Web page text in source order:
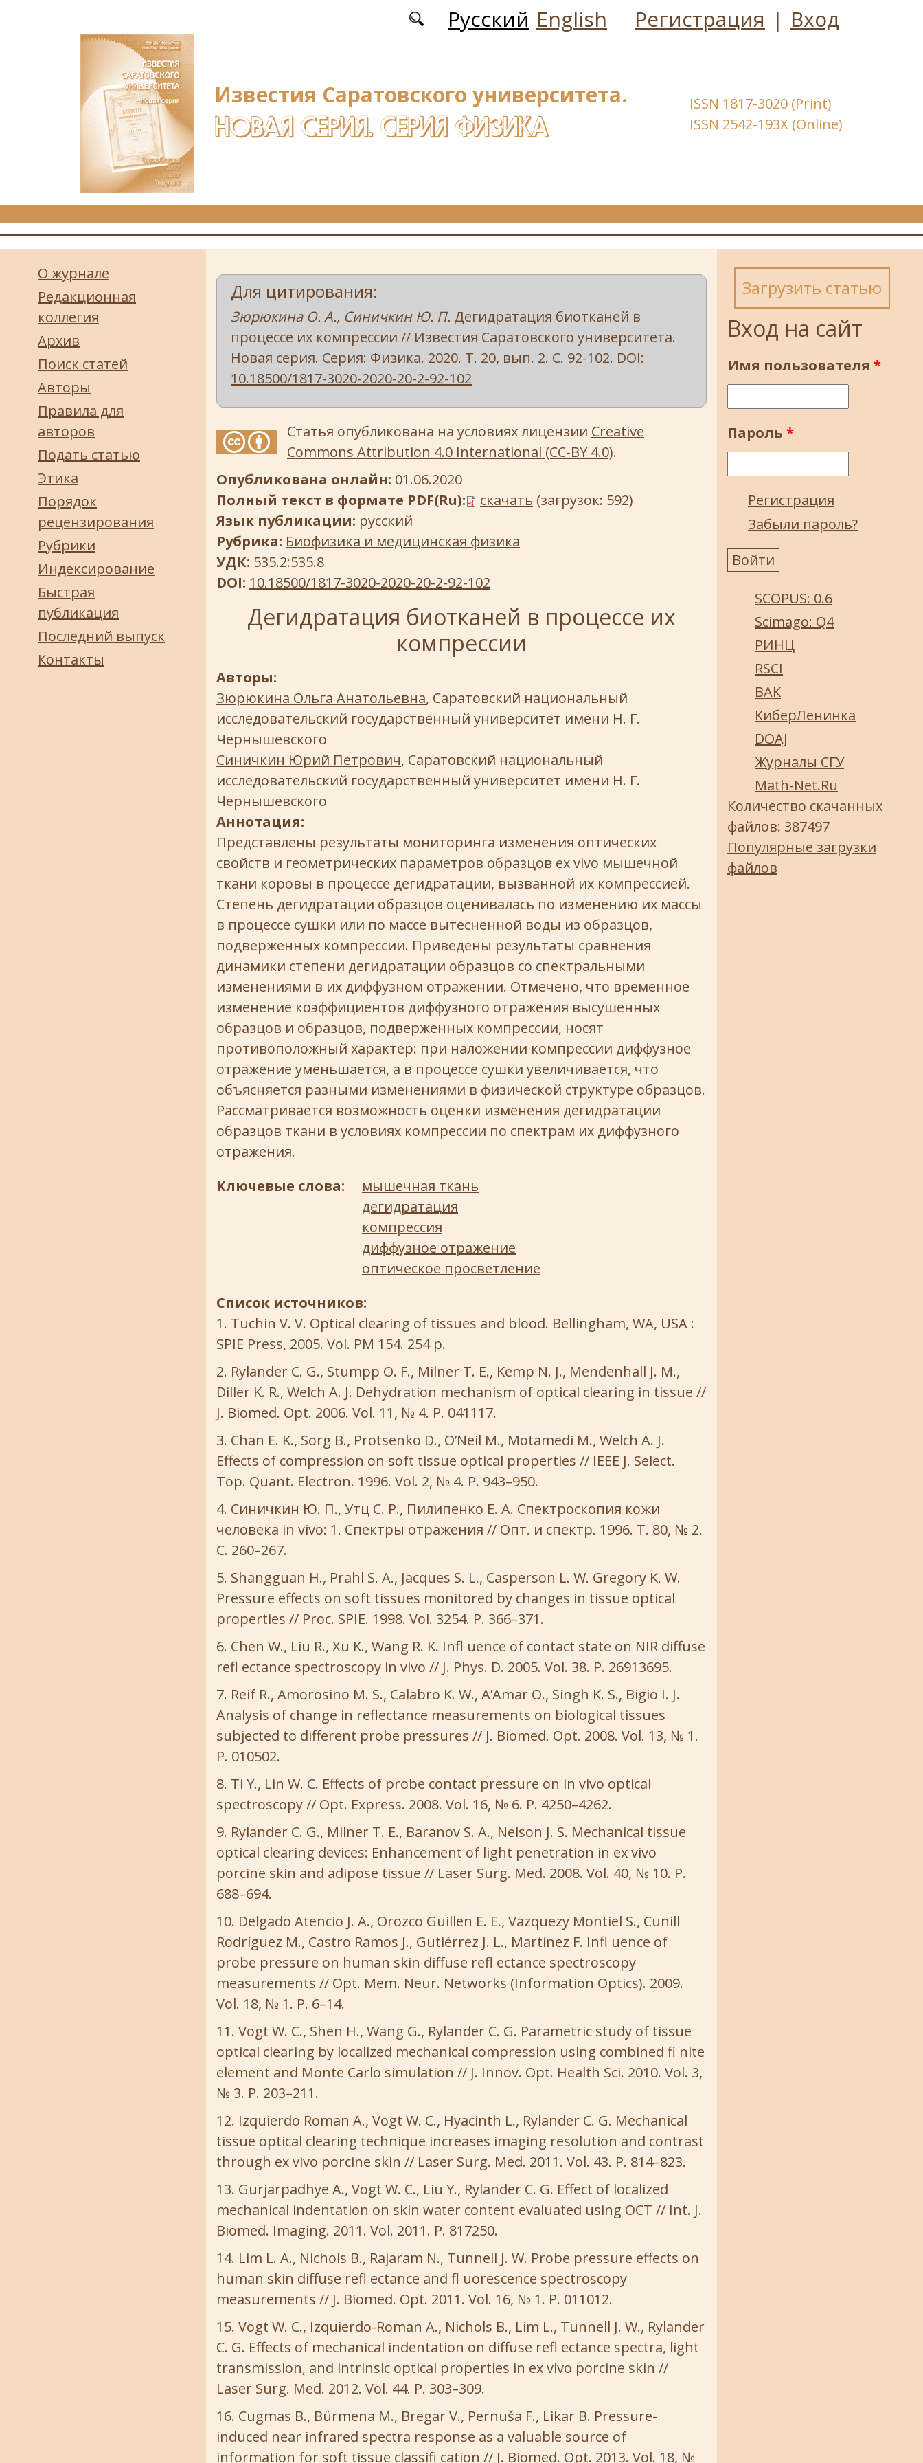
Русский English Регистрация | Вход
Известия Саратовского университета.
НОВАЯ СЕРИЯ. СЕРИЯ ФИЗИКА
ISSN 1817-3020 (Print)
ISSN 2542-193X (Online)
О журнале
Редакционная
коллегия
Архив
Поиск статей
Авторы
Правила для
авторов
Подать статью
Этика
Порядок
рецензирования
Рубрики
Индексирование
Быстрая
публикация
Последний выпуск
Контакты
Для цитирования:
Зюрюкина О. А., Синичкин Ю. П. Дегидратация биотканей в
процессе их компрессии // Известия Саратовского университета.
Новая серия. Серия: Физика. 2020. Т. 20, вып. 2. С. 92-102. DOI:
10.18500/1817-3020-2020-20-2-92-102
Статья опубликована на условиях лицензии Creative
Commons Attribution 4.0 International (CC-BY 4.0).
Опубликована онлайн: 01.06.2020
Полный текст в формате PDF(Ru):
скачать (загрузок: 592)
Язык публикации: русский
Рубрика: Биофизика и медицинская физика
УДК: 535.2:535.8
DOI: 10.18500/1817-3020-2020-20-2-92-102
Дегидратация биотканей в процессе их
компрессии
Авторы:
Зюрюкина Ольга Анатольевна, Саратовский национальный
исследовательский государственный университет имени Н. Г.
Чернышевского
Синичкин Юрий Петрович, Саратовский национальный
исследовательский государственный университет имени Н. Г.
Чернышевского
Аннотация:
Представлены результаты мониторинга изменения оптических
свойств и геометрических параметров образцов ex vivo мышечной
ткани коровы в процессе дегидратации, вызванной их компрессией.
Степень дегидратации образцов оценивалась по изменению их массы
в процессе сушки или по массе вытесненной воды из образцов,
подверженных компрессии. Приведены результаты сравнения
динамики степени дегидратации образцов со спектральными
изменениями в их диффузном отражении. Отмечено, что временное
изменение коэффициентов диффузного отражения высушенных
образцов и образцов, подверженных компрессии, носят
противоположный характер: при наложении компрессии диффузное
отражение уменьшается, а в процессе сушки увеличивается, что
объясняется разными изменениями в физической структуре образцов.
Рассматривается возможность оценки изменения дегидратации
образцов ткани в условиях компрессии по спектрам их диффузного
отражения.
Ключевые слова:
мышечная ткань
дегидратация
компрессия
диффузное отражение
оптическое просветление
Список источников:
Tuchin V. V. Optical clearing of tissues and blood. Bellingham, WA, USA :
SPIE Press, 2005. Vol. PM 154. 254 p.
Rylander C. G., Stumpp O. F., Milner T. E., Kemp N. J., Mendenhall J. M.,
Diller K. R., Welch A. J. Dehydration mechanism of optical clearing in tissue //
J. Biomed. Opt. 2006. Vol. 11, № 4. P. 041117.
Chan E. K., Sorg B., Protsenko D., O’Neil M., Motamedi M., Welch A. J.
Effects of compression on soft tissue optical properties // IEEE J. Select.
Top. Quant. Electron. 1996. Vol. 2, № 4. P. 943–950.
Синичкин Ю. П., Утц С. Р., Пилипенко Е. А. Спектроскопия кожи
человека in vivo: 1. Спектры отражения // Опт. и спектр. 1996. T. 80, № 2.
C. 260–267.
Shangguan H., Prahl S. A., Jacques S. L., Casperson L. W. Gregory K. W.
Pressure effects on soft tissues monitored by changes in tissue optical
properties // Proc. SPIE. 1998. Vol. 3254. P. 366–371.
Chen W., Liu R., Xu K., Wang R. K. Infl uence of contact state on NIR diffuse
refl ectance spectroscopy in vivo // J. Phys. D. 2005. Vol. 38. P. 26913695.
Reif R., Amorosino M. S., Calabro K. W., A’Amar O., Singh K. S., Bigio I. J.
Analysis of change in reflectance measurements on biological tissues
subjected to different probe pressures // J. Biomed. Opt. 2008. Vol. 13, № 1.
P. 010502.
Ti Y., Lin W. C. Effects of probe contact pressure on in vivo optical
spectroscopy // Opt. Express. 2008. Vol. 16, № 6. P. 4250–4262.
Rylander C. G., Milner T. E., Baranov S. A., Nelson J. S. Mechanical tissue
optical clearing devices: Enhancement of light penetration in ex vivo
porcine skin and adipose tissue // Laser Surg. Med. 2008. Vol. 40, № 10. P.
688–694.
Delgado Atencio J. A., Orozco Guillen E. E., Vazquezy Montiel S., Cunill
Rodríguez M., Castro Ramos J., Gutiérrez J. L., Martínez F. Infl uence of
probe pressure on human skin diffuse refl ectance spectroscopy
measurements // Opt. Mem. Neur. Networks (Information Optics). 2009.
Vol. 18, № 1. P. 6–14.
Vogt W. C., Shen H., Wang G., Rylander C. G. Parametric study of tissue
optical clearing by localized mechanical compression using combined fi nite
element and Monte Carlo simulation // J. Innov. Opt. Health Sci. 2010. Vol. 3,
№ 3. P. 203–211.
Izquierdo Roman A., Vogt W. C., Hyacinth L., Rylander C. G. Mechanical
tissue optical clearing technique increases imaging resolution and contrast
through ex vivo porcine skin // Laser Surg. Med. 2011. Vol. 43. P. 814–823.
Gurjarpadhye A., Vogt W. C., Liu Y., Rylander C. G. Effect of localized
mechanical indentation on skin water content evaluated using OCT // Int. J.
Biomed. Imaging. 2011. Vol. 2011. P. 817250.
Lim L. A., Nichols B., Rajaram N., Tunnell J. W. Probe pressure effects on
human skin diffuse refl ectance and fl uorescence spectroscopy
measurements // J. Biomed. Opt. 2011. Vol. 16, № 1. P. 011012.
Vogt W. C., Izquierdo-Roman A., Nichols B., Lim L., Tunnell J. W., Rylander
C. G. Effects of mechanical indentation on diffuse refl ectance spectra, light
transmission, and intrinsic optical properties in ex vivo porcine skin //
Laser Surg. Med. 2012. Vol. 44. P. 303–309.
Cugmas B., Bürmena M., Bregar V., Pernuša F., Likar B. Pressure-
induced near infrared spectra response as a valuable source of
information for soft tissue classifi cation // J. Biomed. Opt. 2013. Vol. 18, №
Загрузить статью
Вход на сайт
Имя пользователя *
Пароль *
Регистрация
Забыли пароль?
SCOPUS: 0.6
Scimago: Q4
РИНЦ
RSCI
ВАК
КиберЛенинка
DOAJ
Журналы СГУ
Math-Net.Ru
Количество скачанных
файлов: 387497
Популярные загрузки
файлов